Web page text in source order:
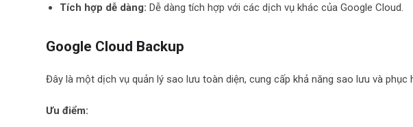
Tích hợp dễ dàng: Dễ dàng tích hợp với các dịch vụ khác của Google Cloud.
Google Cloud Backup
Đây là một dịch vụ quản lý sao lưu toàn diện, cung cấp khả năng sao lưu và
Ưu điểm: